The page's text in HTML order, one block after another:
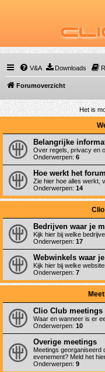
V&A Downloads
Forumoverzicht
Het is
Belangrijke
Over regels, privacy en
Onderwerpen: 6
Hoe werkt het
Zie hier hoe alles werkt,
Onderwerpen: 14
Bedrijven waar je
Kijk hier bij welke
Onderwerpen: 17
Webwinkels waar
Kijk hier bij welke
Onderwerpen: 7
Clio Club meetings
Waar en wanneer is er
Onderwerpen: 10
Overige meetings
Meetings georganiseerd
evenement? Meld het
Onderwerpen: 9